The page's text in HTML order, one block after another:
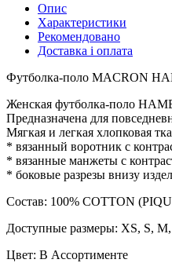
Опис
Характеристики
Рекомендовано
Доставка і оплата
Футболка-поло MACRON
Женская футболка-поло
Предназначена для
Мягкая и легкая хлопковая
* вязанный воротник с
* вязанные манжеты с
* боковые разрезы внизу
Состав: 100% COTTON
Доступные размеры: XS, S,
Цвет: В Ассортименте